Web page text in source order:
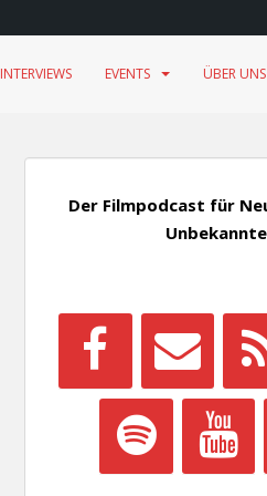
INTERVIEWS EVENTS ÜBER UNS
Der Filmpodcast für